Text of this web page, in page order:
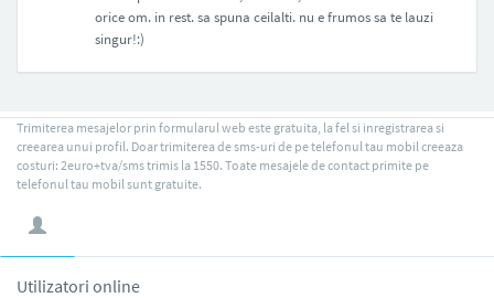
orice om. in rest. sa spuna ceilalti. nu e frumos sa te lauzi
singur!:)
Trimiterea mesajelor prin formularul web este gratuita, la fel si inregistrarea si
creearea unui profil. Doar trimiterea de sms-uri de pe telefonul tau mobil creeaza
costuri: 2euro+tva/sms trimis la 1550. Toate mesajele de contact primite pe
telefonul tau mobil sunt gratuite.
Utilizatori online